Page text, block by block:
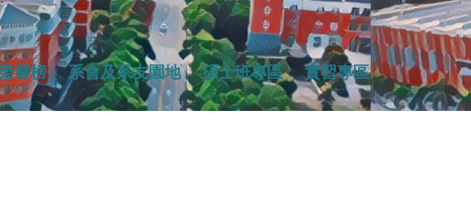
譽榜 系會及系友園地 碩士班專區 實習專區